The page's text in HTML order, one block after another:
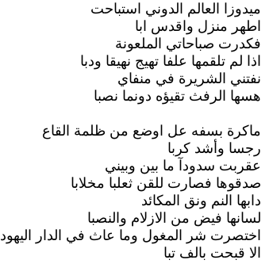
ميدوزا العالم الدوني استباحت
اطهر منزل واقدس ابا
فكدرت صباحاتي الملعونة
اذا لم تلقمها علفا تهيج نهيقا ودبا
نفتني الشريرة في منفاي
هسها الرفث تقيؤه دونما نصبا
ماكرة بسفه عل اوضع من ظلمة القاع
رجسا وأشد كربا
عقربت سدودآ ما بين وبيني
صدقوها فصارت للقن ثعلبا مخلابا
دابها النم ونق المكائد
لسانها فيض من الازلام والنصبا
اختصرت شر المغول وما عاث في الدار اليهود
الا قبحت بالف تبا